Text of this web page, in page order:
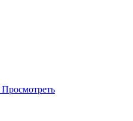
Просмотреть